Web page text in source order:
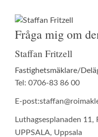
Fråga mig om
Staffan Fritzell
Fastighetsmäklare/
Tel: 0706-83 86 00
E-post:
Luthagsesplanaden
UPPSALA, Uppsala